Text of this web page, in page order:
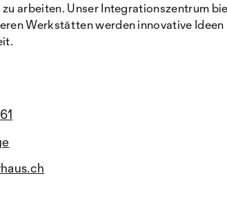
arbeiten. Unser Integrationszentrum
Werkstätten werden innovative